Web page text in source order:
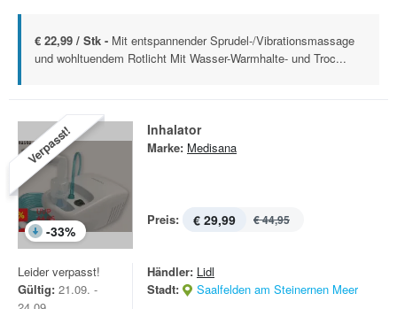
€ 22,99 / Stk - Mit entspannender Sprudel-/Vibrationsmassage
und wohltuendem Rotlicht Mit Wasser-Warmhalte- und Troc...
Verpasst!
-33%
Inhalator
Marke: Medisana
Preis: € 29,99 € 44,95
Leider verpasst!
Gültig: 21.09. -
Händler: Lidl
Stadt:
Saalfelden am Steinernen Meer